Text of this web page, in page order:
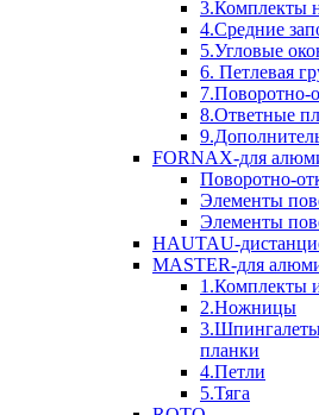
3.Комплекты
4.Средние
5.Угловые
6. Петлевая
7.Поворотно-
8.Ответные
FORNAX-для
Поворотно-
Элементы
Элементы
HAUTAU-
MASTER-для
1.Комплекты
2.Ножницы
планки
4.Петли
5.Тяга